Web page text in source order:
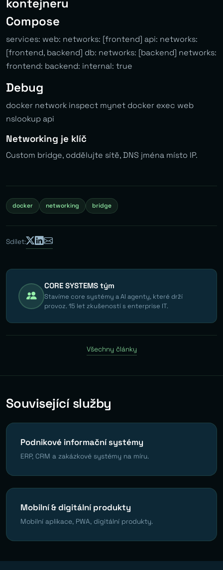
Compose
services: web: networks: [frontend] api: networks:
[frontend, backend] db: networks: [backend] networks:
frontend: backend: internal: true
Debug
docker network inspect mynet docker exec web
nslookup api
Networking je klíč
Custom bridge, oddělujte sítě, DNS jména místo IP.
docker networking bridge
Sdílet:
CORE SYSTEMS tým
Stavíme core systémy a AI agenty, které drží
provoz. 15 let zkušeností s enterprise IT.
Všechny články
Související služby
Podnikové informační systémy
ERP, CRM a zakázkové systémy na míru.
Mobilní & digitální produkty
Mobilní aplikace, PWA, digitální produkty.